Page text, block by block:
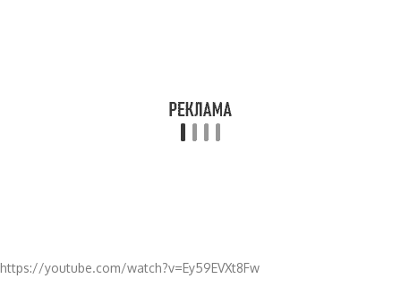
https://youtube.com/watch?v=Ey59EVXt8Fw